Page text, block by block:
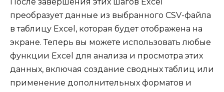
преобразует данные из выбранного CSV-файла
в таблицу Excel, которая будет отображена на
экране. Теперь вы можете использовать любые
функции Excel для анализа и просмотра этих
данных, включая создание сводных таблиц или
применение дополнительных форматов и